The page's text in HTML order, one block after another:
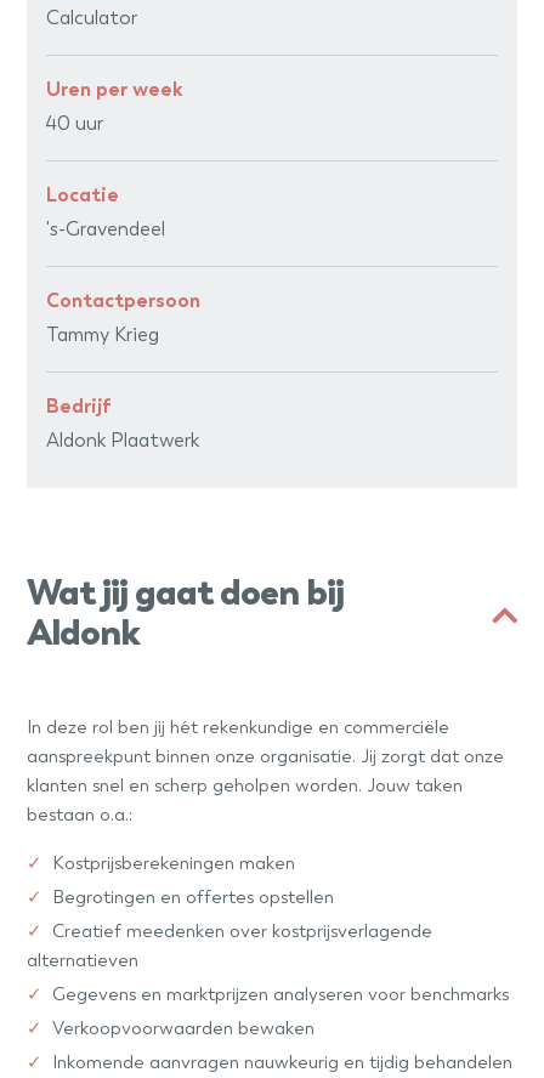
Calculator
Uren per week
40 uur
Locatie
's-Gravendeel
Contactpersoon
Tammy Krieg
Bedrijf
Aldonk Plaatwerk
Wat jij gaat doen bij
Aldonk
In deze rol ben jij hét rekenkundige en commerciële
aanspreekpunt binnen onze organisatie. Jij zorgt dat onze
klanten snel en scherp geholpen worden. Jouw taken
bestaan o.a.:
Kostprijsberekeningen maken
Begrotingen en offertes opstellen
Creatief meedenken over kostprijsverlagende
alternatieven
Gegevens en marktprijzen analyseren voor benchmarks
Verkoopvoorwaarden bewaken
Inkomende aanvragen nauwkeurig en tijdig behandelen